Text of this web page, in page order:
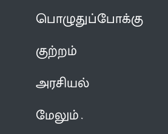
பொழுதுப்போக்கு
குற்றம்
அரசியல்
மேலும்